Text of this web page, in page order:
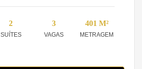
2
SUÍTES
3
VAGAS
401 M²
METRAGEM